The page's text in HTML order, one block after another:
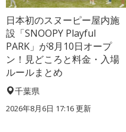
日本初のスヌーピー屋内施
設「SNOOPY Playful
PARK」が8月10日オープ
ン！見どころと料金・入場
ルールまとめ
千葉県
2026年8月6日 17:16更新